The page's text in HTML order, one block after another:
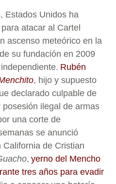
Estados Unidos ha
atacar al Cartel
ascenso meteórico en la
su fundación en 2009
Rubén
, hijo y supuesto
declarado culpable de
ilegal de armas
una corte de
se anunció
de Cristian
, yerno del Mencho
tres años para evadir